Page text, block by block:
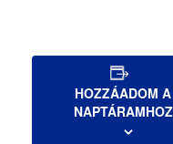
HOZZÁADOM A
NAPTÁRAMHOZ